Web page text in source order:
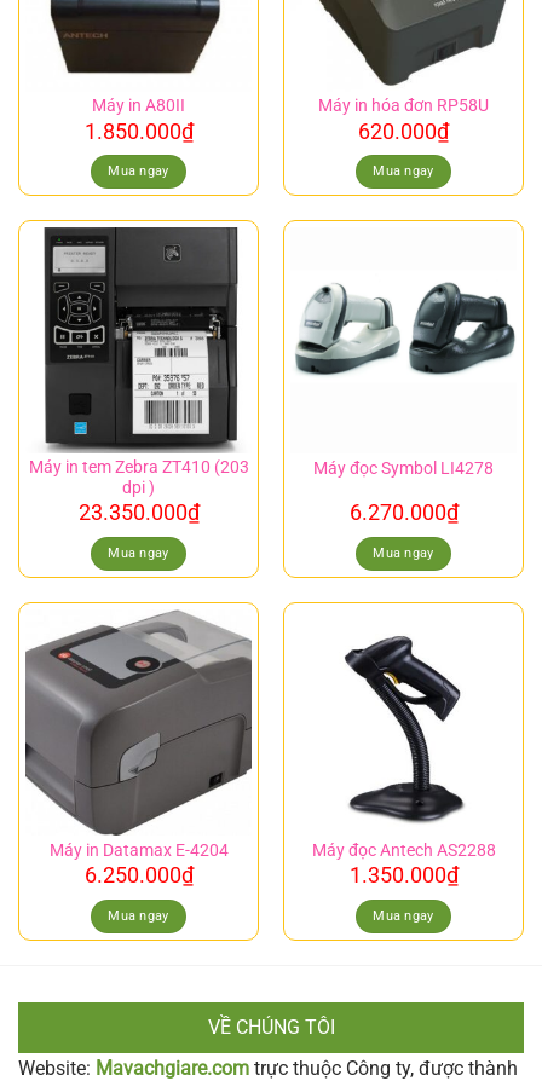
Máy in A80II
1.850.000₫
Mua ngay
Máy in hóa đơn RP58U
620.000₫
Mua ngay
Máy in tem Zebra ZT410 (203
dpi )
23.350.000₫
Mua ngay
Máy đọc Symbol LI4278
6.270.000₫
Mua ngay
Máy in Datamax E-4204
6.250.000₫
Mua ngay
Máy đọc Antech AS2288
1.350.000₫
Mua ngay
VỀ CHÚNG TÔI
Website: Mavachgiare.com trực thuộc Công ty, được thành